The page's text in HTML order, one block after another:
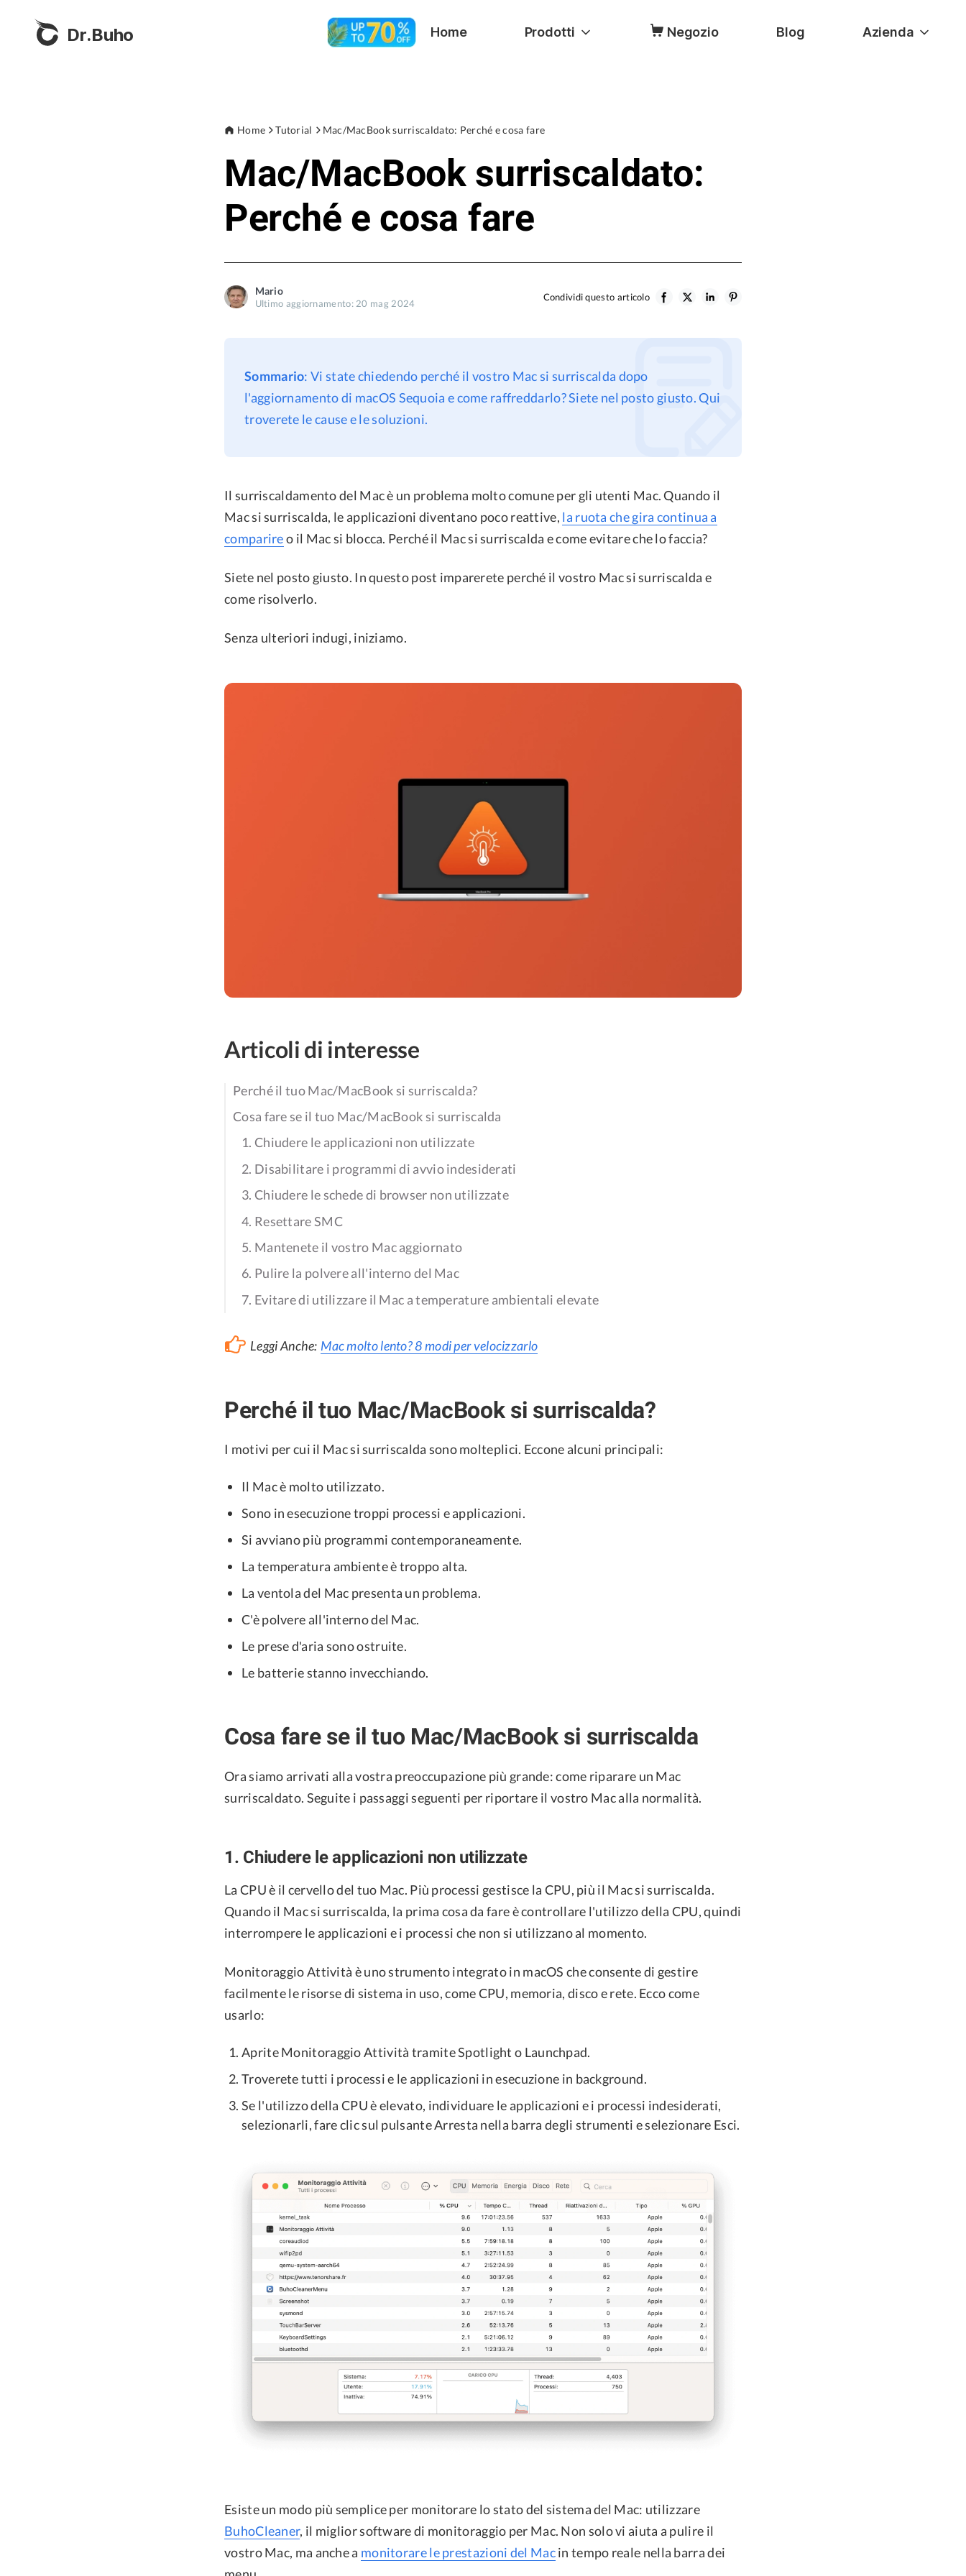
Dr.Buho Home Prodotti Negozio Blog Azienda
Home Tutorial Mac/MacBook surriscaldato: Perché e cosa fare
Mac/MacBook surriscaldato:
Perché e cosa fare
Mario
Ultimo aggiornamento: 20 mag 2024
Condividi questo articolo
Sommario: Vi state chiedendo perché il vostro Mac si surriscalda dopo
l'aggiornamento di macOS Sequoia e come raffreddarlo? Siete nel posto giusto. Qui
troverete le cause e le soluzioni.
Il surriscaldamento del Mac è un problema molto comune per gli utenti Mac. Quando il
Mac si surriscalda, le applicazioni diventano poco reattive, la ruota che gira continua a
comparireo il Mac si blocca. Perché il Mac si surriscalda e come evitare che lo faccia?
Siete nel posto giusto. In questo post imparerete perché il vostro Mac si surriscalda e
come risolverlo.
Senza ulteriori indugi, iniziamo.
Articoli di interesse
Perché il tuo Mac/MacBook si surriscalda?
Cosa fare se il tuo Mac/MacBook si surriscalda
1. Chiudere le applicazioni non utilizzate
2. Disabilitare i programmi di avvio indesiderati
3. Chiudere le schede di browser non utilizzate
4. Resettare SMC
5. Mantenete il vostro Mac aggiornato
6. Pulire la polvere all'interno del Mac
7. Evitare di utilizzare il Mac a temperature ambientali elevate
Leggi Anche: Mac molto lento? 8 modi per velocizzarlo
Perché il tuo Mac/MacBook si surriscalda?
I motivi per cui il Mac si surriscalda sono molteplici. Eccone alcuni principali:
Il Mac è molto utilizzato.
Sono in esecuzione troppi processi e applicazioni.
Si avviano più programmi contemporaneamente.
La temperatura ambiente è troppo alta.
La ventola del Mac presenta un problema.
C'è polvere all'interno del Mac.
Le prese d'aria sono ostruite.
Le batterie stanno invecchiando.
Cosa fare se il tuo Mac/MacBook si surriscalda
Ora siamo arrivati alla vostra preoccupazione più grande: come riparare un Mac
surriscaldato. Seguite i passaggi seguenti per riportare il vostro Mac alla normalità.
1. Chiudere le applicazioni non utilizzate
La CPU è il cervello del tuo Mac. Più processi gestisce la CPU, più il Mac si surriscalda.
Quando il Mac si surriscalda, la prima cosa da fare è controllare l'utilizzo della CPU, quindi
interrompere le applicazioni e i processi che non si utilizzano al momento.
Monitoraggio Attività è uno strumento integrato in macOS che consente di gestire
facilmente le risorse di sistema in uso, come CPU, memoria, disco e rete. Ecco come
usarlo:
Aprite Monitoraggio Attività tramite Spotlight o Launchpad.
Troverete tutti i processi e le applicazioni in esecuzione in background.
Se l'utilizzo della CPU è elevato, individuare le applicazioni e i processi indesiderati,
selezionarli, fare clic sul pulsante Arresta nella barra degli strumenti e selezionare Esci.
Esiste un modo più semplice per monitorare lo stato del sistema del Mac: utilizzare
BuhoCleaner, il miglior software di monitoraggio per Mac. Non solo vi aiuta a pulire il
vostro Mac, ma anche a monitorare le prestazioni del Macin tempo reale nella barra dei